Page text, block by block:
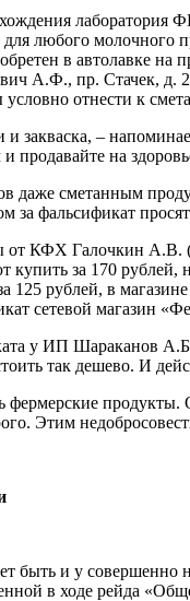
лаборатория
любого молочного
в автолавке
А.Ф., пр. Стачек, д.
отнести к
и закваска, –
продавайте на
даже сметанным
за фальсификат
КФХ Галочкин А.В.
купить за 170
125 рублей, в
сетевой магазин
у ИП Шараканов
так дешево. И
фермерские
Этим
быть и у совершенно
в ходе рейда